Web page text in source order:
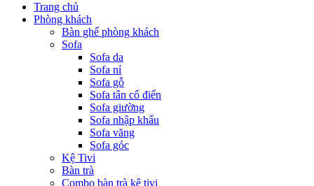
Trang chủ
Phòng khách
Bàn ghế phòng khách
Sofa
Sofa da
Sofa nỉ
Sofa gỗ
Sofa tân cổ điển
Sofa giường
Sofa nhập khẩu
Sofa văng
Sofa góc
Kệ Tivi
Bàn trà
Combo bàn trà kệ tivi